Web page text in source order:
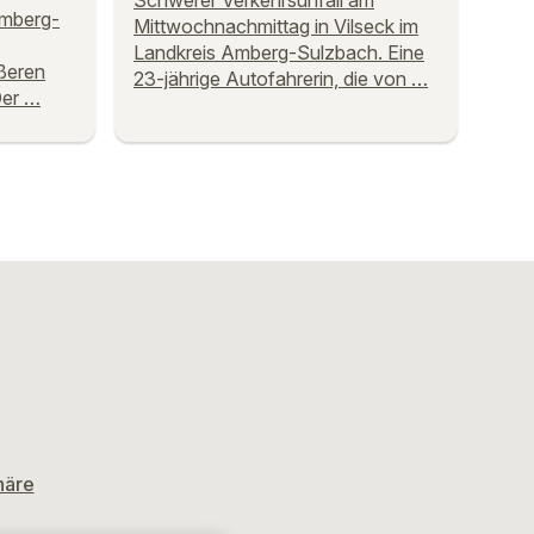
…
Mittwochnachmittag in Vilseck im
Landkreis Amberg-Sulzbach. Eine
23-jährige Autofahrerin, die von …